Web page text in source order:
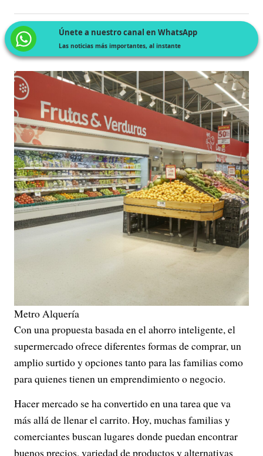
Únete a nuestro canal en WhatsApp
Las noticias más importantes, al instante
Metro Alquería
Con una propuesta basada en el ahorro inteligente, el
supermercado ofrece diferentes formas de comprar, un
amplio surtido y opciones tanto para las familias como
para quienes tienen un emprendimiento o negocio.
Hacer mercado se ha convertido en una tarea que va
más allá de llenar el carrito. Hoy, muchas familias y
comerciantes buscan lugares donde puedan encontrar
buenos precios, variedad de productos y alternativas